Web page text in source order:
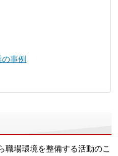
事例
職場環境を整備する活動のこ